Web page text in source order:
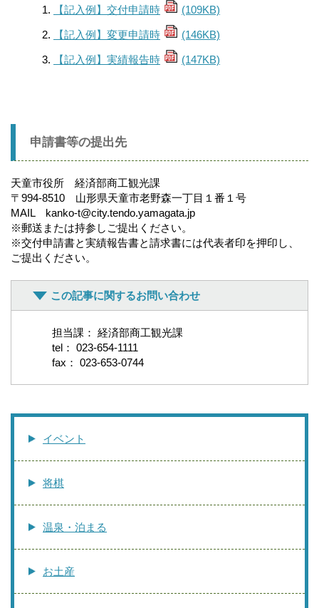
【記入例】交付申請時 (109KB)
【記入例】変更申請時 (146KB)
【記入例】実績報告時 (147KB)
申請書等の提出先
天童市役所 経済部商工観光課
〒994-8510 山形県天童市老野森一丁目１番１号
MAIL kanko-t@city.tendo.yamagata.jp
※郵送または持参しご提出ください。
※交付申請書と実績報告書と請求書には代表者印を押印し、
ご提出ください。
この記事に関するお問い合わせ
担当課： 経済部商工観光課
tel： 023-654-1111
fax： 023-653-0744
イベント
将棋
温泉・泊まる
お土産